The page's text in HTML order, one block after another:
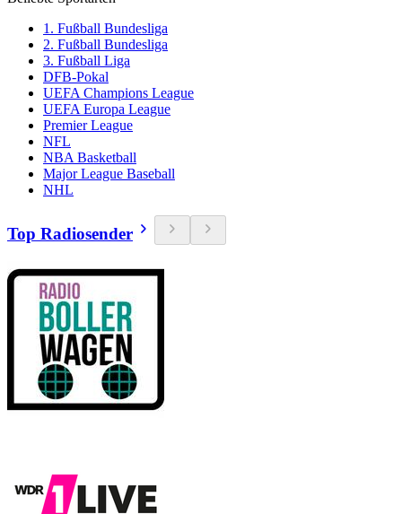
1. Fußball Bundesliga
2. Fußball Bundesliga
3. Fußball Liga
DFB-Pokal
UEFA Champions League
UEFA Europa League
Premier League
NFL
NBA Basketball
Major League Baseball
NHL
Top Radiosender